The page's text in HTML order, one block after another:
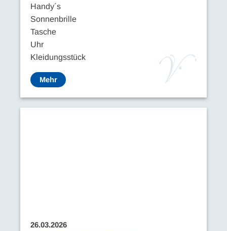
Handy´s
Sonnenbrille
Tasche
Uhr
Kleidungsstück
Mehr
26.03.2026